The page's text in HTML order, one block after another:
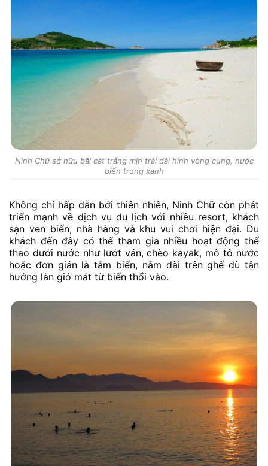
Ninh Chữ sở hữu bãi cát trắng mịn trải dài hình vòng cung, nước
biển trong xanh
Không chỉ hấp dẫn bởi thiên nhiên, Ninh Chữ còn phát
triển mạnh về dịch vụ du lịch với nhiều resort, khách
sạn ven biển, nhà hàng và khu vui chơi hiện đại. Du
khách đến đây có thể tham gia nhiều hoạt động thể
thao dưới nước như lướt ván, chèo kayak, mô tô nước
hoặc đơn giản là tắm biển, nằm dài trên ghế dù tận
hưởng làn gió mát từ biển thổi vào.